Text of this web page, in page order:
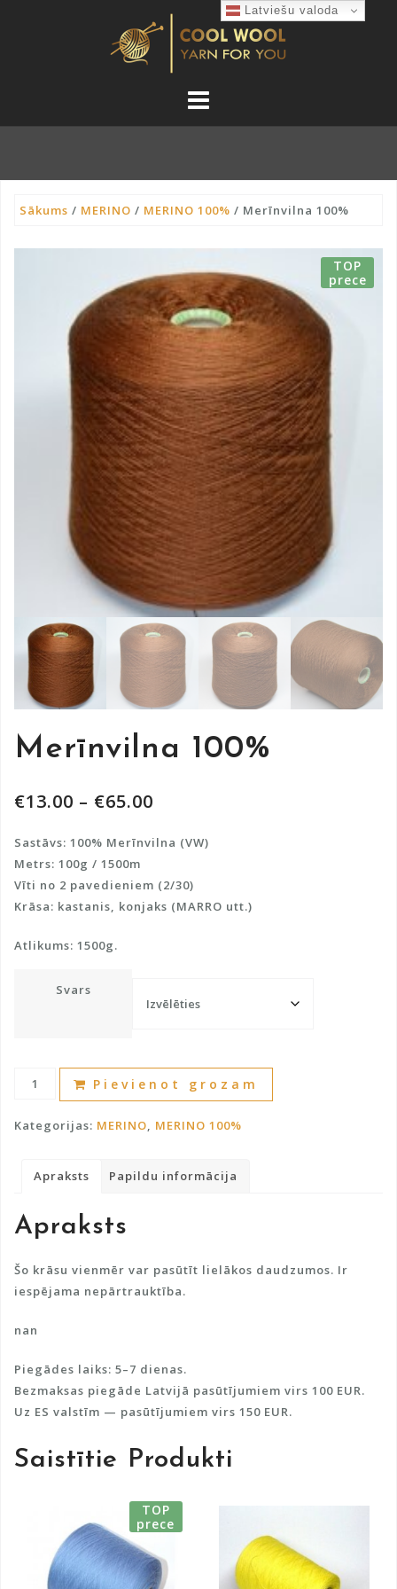
Sākums / MERINO / MERINO 100% / Merīnvilna 100%
TOP
prece
Merīnvilna 100%
€13.00 – €65.00
Sastāvs: 100% Merīnvilna (VW)
Metrs: 100g / 1500m
Vīti no 2 pavedieniem (2/30)
Krāsa: kastanis, konjaks (MARRO utt.)
Atlikums: 1500g.
Svars
Merīnvilna
daudzums
Pievienot grozam
v
Kategorijas: MERINO, MERINO 100%
Apraksts Papildu informācija
Apraksts
Šo krāsu vienmēr var pasūtīt lielākos daudzumos. Ir
iespējama nepārtrauktība.
nan
Piegādes laiks: 5–7 dienas.
Bezmaksas piegāde Latvijā pasūtījumiem virs 100 EUR.
Uz ES valstīm — pasūtījumiem virs 150 EUR.
Saistītie Produkti
TOP
prece
Latviešu valoda